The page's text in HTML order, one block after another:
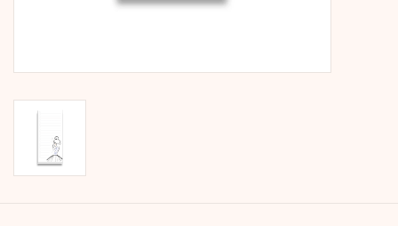
Kera Till X THERESIENTHAL